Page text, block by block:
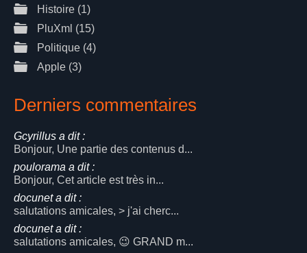
Histoire (1)
PluXml (15)
Politique (4)
Apple (3)
Derniers commentaires
Gcyrillus a dit :
Bonjour, Une partie des contenus d...
poulorama a dit :
Bonjour, Cet article est très in...
docunet a dit :
salutations amicales, > j'ai cherc...
docunet a dit :
salutations amicales, 😉 GRAND m...